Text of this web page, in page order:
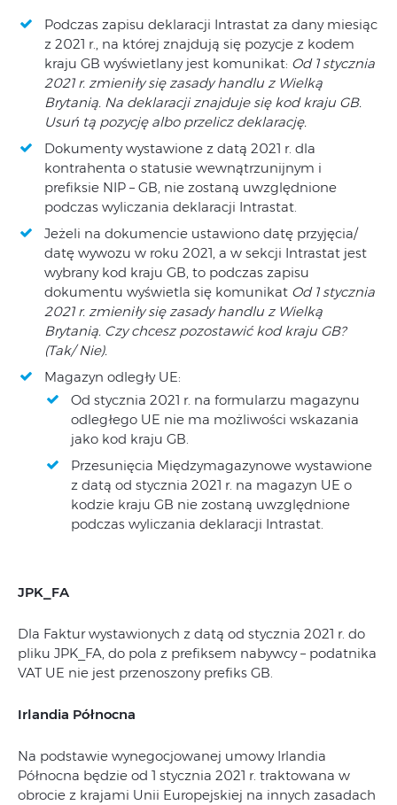
Podczas zapisu deklaracji Intrastat za dany miesiąc
z 2021 r., na której znajdują się pozycje z kodem
kraju GB wyświetlany jest komunikat: Od 1 stycznia
2021 r. zmieniły się zasady handlu z Wielką
Brytanią. Na deklaracji znajduje się kod kraju GB.
Usuń tą pozycję albo przelicz deklarację.
Dokumenty wystawione z datą 2021 r. dla
kontrahenta o statusie wewnątrzunijnym i
prefiksie NIP – GB, nie zostaną uwzględnione
podczas wyliczania deklaracji Intrastat.
Jeżeli na dokumencie ustawiono datę przyjęcia/
datę wywozu w roku 2021, a w sekcji Intrastat jest
wybrany kod kraju GB, to podczas zapisu
dokumentu wyświetla się komunikat Od 1 stycznia
2021 r. zmieniły się zasady handlu z Wielką
Brytanią. Czy chcesz pozostawić kod kraju GB?
(Tak/ Nie).
Magazyn odległy UE:
Od stycznia 2021 r. na formularzu magazynu
odległego UE nie ma możliwości wskazania
jako kod kraju GB.
Przesunięcia Międzymagazynowe wystawione
z datą od stycznia 2021 r. na magazyn UE o
kodzie kraju GB nie zostaną uwzględnione
podczas wyliczania deklaracji Intrastat.
JPK_FA
Dla Faktur wystawionych z datą od stycznia 2021 r. do
pliku JPK_FA, do pola z prefiksem nabywcy – podatnika
VAT UE nie jest przenoszony prefiks GB.
Irlandia Północna
Na podstawie wynegocjowanej umowy Irlandia
Północna będzie od 1 stycznia 2021 r. traktowana w
obrocie z krajami Unii Europejskiej na innych zasadach